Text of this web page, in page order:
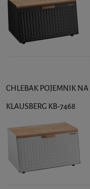
CHLEBAK POJEMNIK
KLAUSBERG KB-7468